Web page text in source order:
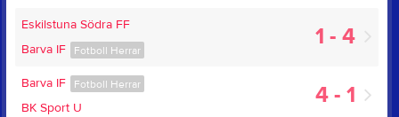
1 - 4
Eskilstuna Södra FF
Fotboll Herrar
Barva IF
4 - 1
Fotboll Herrar
Barva IF
BK Sport U